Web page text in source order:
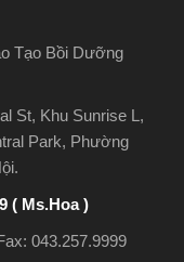
Tạo Bồi Dưỡng
St, Khu Sunrise L,
Park, Phường
( Ms.Hoa )
043.257.9999